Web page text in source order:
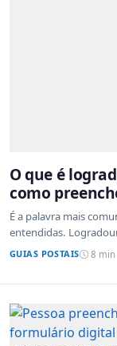
O que é
como
É a palavra mais
entendidas.
GUIAS POSTAIS 8 min